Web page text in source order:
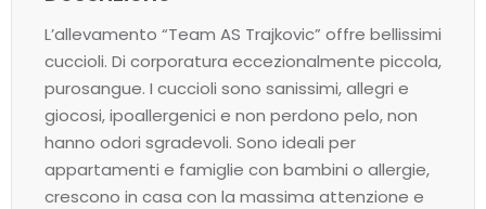
L’allevamento “Team AS Trajkovic” offre bellissimi
cuccioli. Di corporatura eccezionalmente piccola,
purosangue. I cuccioli sono sanissimi, allegri e
giocosi, ipoallergenici e non perdono pelo, non
hanno odori sgradevoli. Sono ideali per
appartamenti e famiglie con bambini o allergie,
crescono in casa con la massima attenzione e